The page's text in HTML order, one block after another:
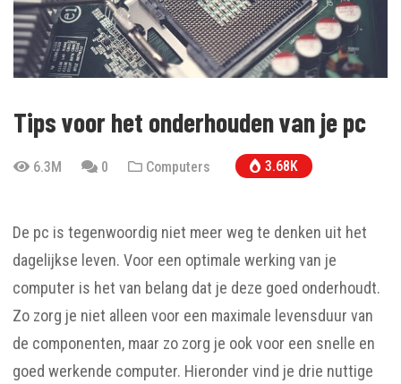
Tips voor het onderhouden van je pc
6.3M 0 Computers 3.68K
De pc is tegenwoordig niet meer weg te denken uit het
dagelijkse leven. Voor een optimale werking van je
computer is het van belang dat je deze goed onderhoudt.
Zo zorg je niet alleen voor een maximale levensduur van
de componenten, maar zo zorg je ook voor een snelle en
goed werkende computer. Hieronder vind je drie nuttige